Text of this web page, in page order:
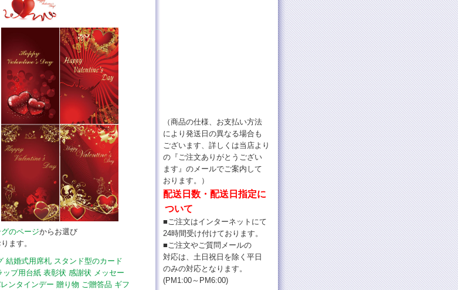
のページからお選び
ます。
結婚式用席札 スタンド型のカード
ップ用台紙 表彰状 感謝状 メッセー
ンタインデー 贈り物 ご贈答品 ギフ
（商品の仕様、お支払い方法
により発送日の異なる場合も
ございます、詳しくは当店より
の『ご注文ありがとうござい
ます』のメールでご案内して
おります。）
配送日数・配送日指定に
ついて
■ご注文はインターネットにて
24時間受け付けております。
■ご注文やご質問メールの
対応は、土日祝日を除く平日
のみの対応となります。
(PM1:00～PM6:00)